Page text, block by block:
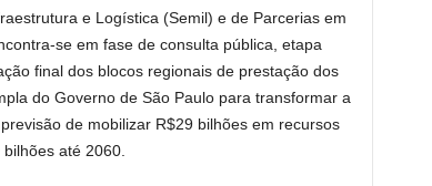
e Logística (Semil) e de Parcerias em
se em fase de consulta pública, etapa
final dos blocos regionais de prestação dos
do Governo de São Paulo para transformar a
de mobilizar R$29 bilhões em recursos
até 2060.